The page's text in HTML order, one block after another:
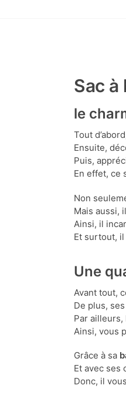
Sac
le
Tout
Ensuite,
Puis,
En effet, ce
Non
Mais aussi,
Ainsi, il
Et surtout,
Une
Avant tout,
De plus,
Par
Ainsi, vous
Grâce à sa
Et avec ses
Donc, il